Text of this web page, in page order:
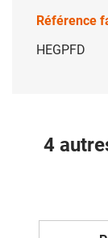
Référence
HEGPFD
4